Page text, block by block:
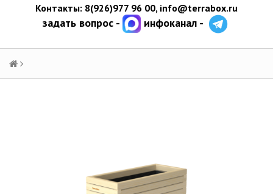
Контакты: 8(926)977 96 00, info@terrabox.ru
задать вопрос - инфоканал -